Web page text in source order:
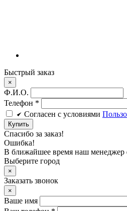
Быстрый заказ
×
Ф.И.О.
Телефон *
Cогласен c условиями
Купить
Спасибо за заказ!
Ошибка!
В ближайшее время наш менеджер
Выберите город
×
Заказать звонок
×
Ваше имя